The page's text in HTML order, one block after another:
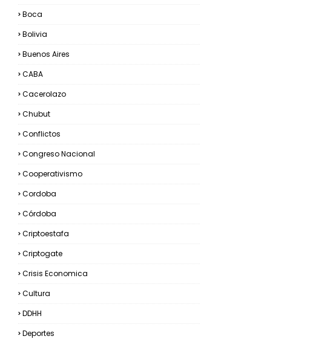
Boca
Bolivia
Buenos Aires
CABA
Cacerolazo
Chubut
Conflictos
Congreso Nacional
Cooperativismo
Cordoba
Córdoba
Criptoestafa
Criptogate
Crisis Economica
Cultura
DDHH
Deportes